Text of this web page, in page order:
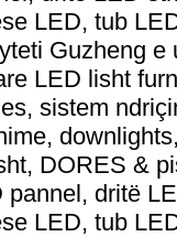
LED, tub
Guzheng e
LED lisht
sistem
DORES &
pannel, dritë
LED, tub